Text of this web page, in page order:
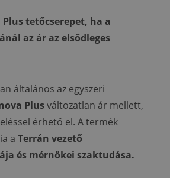
Plus tetőcserepet, ha a
az ár az elsődleges
általános az egyszeri
Plusváltozatlan ár mellett,
érhető el. A termék
a Terrán vezető
és mérnökei szaktudása.